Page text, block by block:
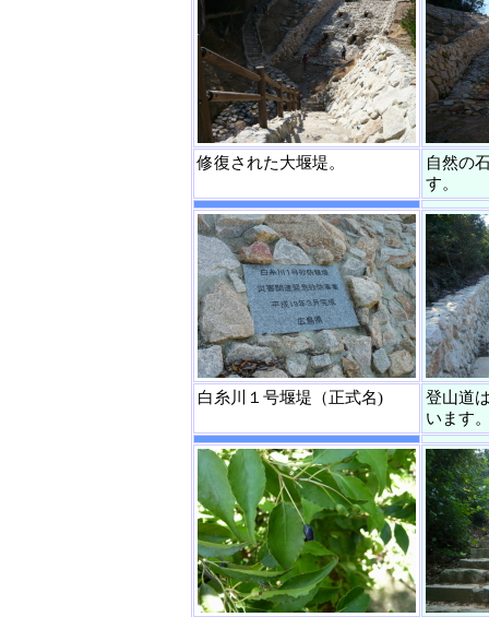
修復された大堰堤。
自然の
す。
白糸川１号堰堤（正式名)
登山道
います